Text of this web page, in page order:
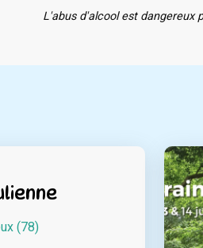
L'abus d'alcool est dangereux
(78)